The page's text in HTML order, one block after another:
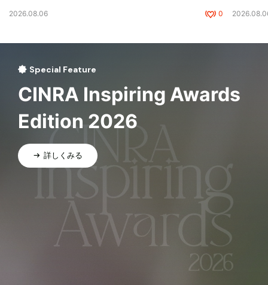
2026.08.06 0
Special Feature
CINRA Inspiring Awards
Edition 2026
詳しくみる